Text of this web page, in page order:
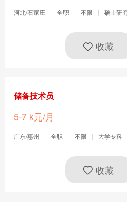
河北/石家庄 | 全职 | 不限 | 硕士研
收藏
储备技术员
5-7 k元/月
广东/惠州 | 全职 | 不限 | 大学专科
收藏